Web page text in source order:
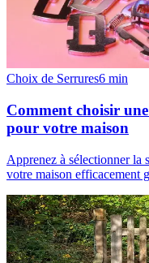
Choix de Serrures6 min
Comment choisir
pour votre maison
Apprenez à sélectionner la
votre maison efficacement